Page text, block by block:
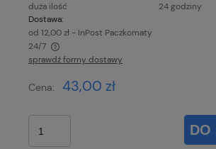
duża ilość
24 godziny
Dostawa:
od 12,00 zł - InPost Paczkomaty
24/7
Cena nie zawiera ewentualnych kosztów
sprawdź formy dostawy
Cena: 43,00 zł
DO